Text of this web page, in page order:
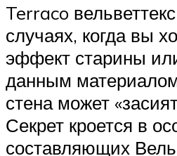
Terraco
случаях, когда вы
эффект старины
данным
стена может
Секрет кроется в
составляющих